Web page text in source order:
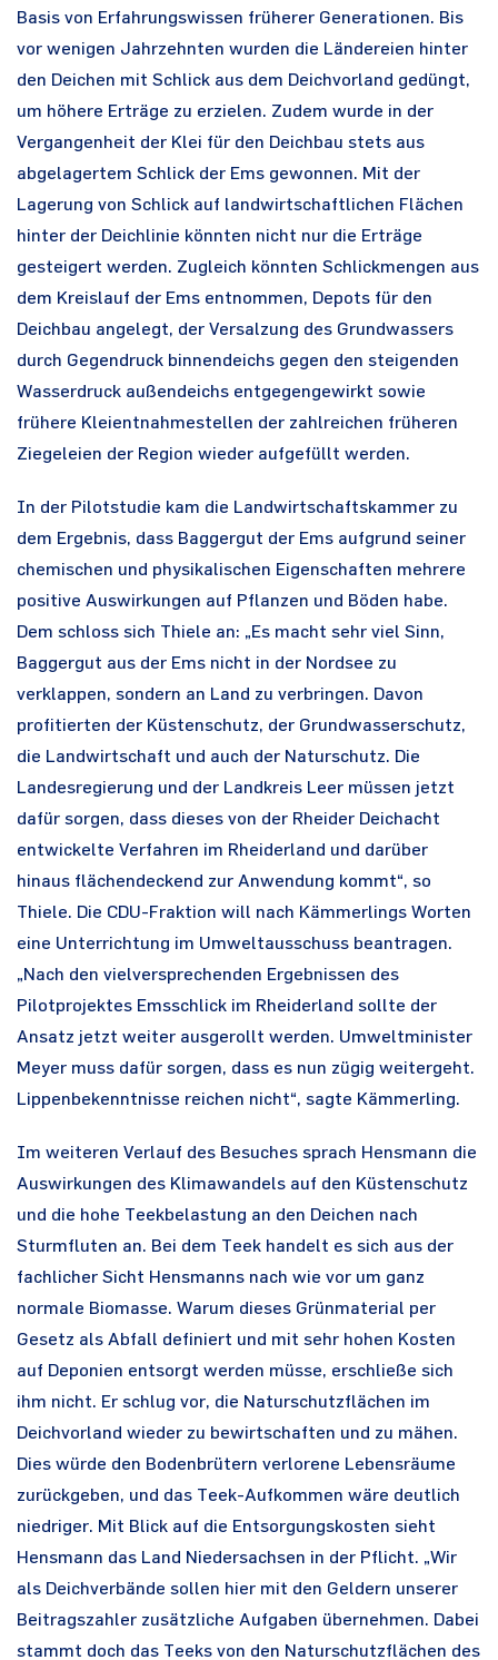
Basis von Erfahrungswissen früherer Generationen. Bis
vor wenigen Jahrzehnten wurden die Ländereien hinter
den Deichen mit Schlick aus dem Deichvorland gedüngt,
um höhere Erträge zu erzielen. Zudem wurde in der
Vergangenheit der Klei für den Deichbau stets aus
abgelagertem Schlick der Ems gewonnen. Mit der
Lagerung von Schlick auf landwirtschaftlichen Flächen
hinter der Deichlinie könnten nicht nur die Erträge
gesteigert werden. Zugleich könnten Schlickmengen aus
dem Kreislauf der Ems entnommen, Depots für den
Deichbau angelegt, der Versalzung des Grundwassers
durch Gegendruck binnendeichs gegen den steigenden
Wasserdruck außendeichs entgegengewirkt sowie
frühere Kleientnahmestellen der zahlreichen früheren
Ziegeleien der Region wieder aufgefüllt werden.
In der Pilotstudie kam die Landwirtschaftskammer zu
dem Ergebnis, dass Baggergut der Ems aufgrund seiner
chemischen und physikalischen Eigenschaften mehrere
positive Auswirkungen auf Pflanzen und Böden habe.
Dem schloss sich Thiele an: „Es macht sehr viel Sinn,
Baggergut aus der Ems nicht in der Nordsee zu
verklappen, sondern an Land zu verbringen. Davon
profitierten der Küstenschutz, der Grundwasserschutz,
die Landwirtschaft und auch der Naturschutz. Die
Landesregierung und der Landkreis Leer müssen jetzt
dafür sorgen, dass dieses von der Rheider Deichacht
entwickelte Verfahren im Rheiderland und darüber
hinaus flächendeckend zur Anwendung kommt“, so
Thiele. Die CDU-Fraktion will nach Kämmerlings Worten
eine Unterrichtung im Umweltausschuss beantragen.
„Nach den vielversprechenden Ergebnissen des
Pilotprojektes Emsschlick im Rheiderland sollte der
Ansatz jetzt weiter ausgerollt werden. Umweltminister
Meyer muss dafür sorgen, dass es nun zügig weitergeht.
Lippenbekenntnisse reichen nicht“, sagte Kämmerling.
Im weiteren Verlauf des Besuches sprach Hensmann die
Auswirkungen des Klimawandels auf den Küstenschutz
und die hohe Teekbelastung an den Deichen nach
Sturmfluten an. Bei dem Teek handelt es sich aus der
fachlicher Sicht Hensmanns nach wie vor um ganz
normale Biomasse. Warum dieses Grünmaterial per
Gesetz als Abfall definiert und mit sehr hohen Kosten
auf Deponien entsorgt werden müsse, erschließe sich
ihm nicht. Er schlug vor, die Naturschutzflächen im
Deichvorland wieder zu bewirtschaften und zu mähen.
Dies würde den Bodenbrütern verlorene Lebensräume
zurückgeben, und das Teek-Aufkommen wäre deutlich
niedriger. Mit Blick auf die Entsorgungskosten sieht
Hensmann das Land Niedersachsen in der Pflicht. „Wir
als Deichverbände sollen hier mit den Geldern unserer
Beitragszahler zusätzliche Aufgaben übernehmen. Dabei
stammt doch das Teeks von den Naturschutzflächen des